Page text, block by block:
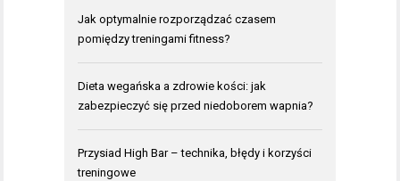
Jak optymalnie rozporządzać czasem
pomiędzy treningami fitness?
Dieta wegańska a zdrowie kości: jak
zabezpieczyć się przed niedoborem wapnia?
Przysiad High Bar – technika, błędy i korzyści
treningowe